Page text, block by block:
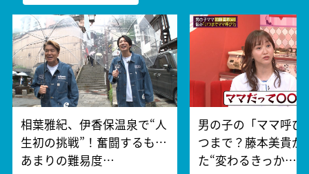
相葉雅紀、伊香保温泉で“人
生初の挑戦”！奮闘するも…
あまりの難易度…
男の子の「ママ呼び
つまで？藤本美貴が
た“変わるきっか…